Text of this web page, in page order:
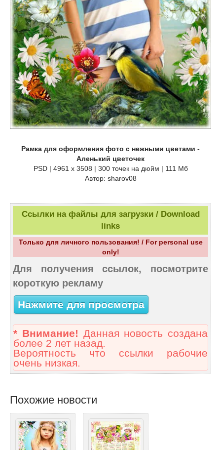
Рамка для оформления фото с нежными цветами -
Аленький цветочек
PSD | 4961 х 3508 | 300 точек на дюйм | 111 Мб
Автор: sharov08
Ссылки на файлы для загрузки / Download
links
Только для личного пользования! / For personal use
only!
Для получения ссылок, посмотрите
короткую рекламу
Нажмите для просмотра
* Внимание! Данная новость создана
более 2 лет назад.
Вероятность что ссылки рабочие
очень низкая.
Похожие новости